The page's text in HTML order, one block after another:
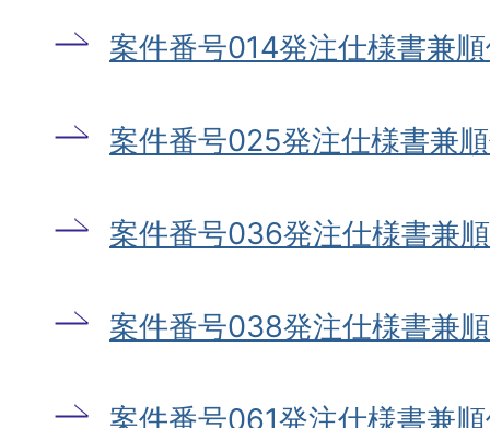
案件番号014発注仕様書兼
案件番号025発注仕様書兼
案件番号036発注仕様書兼
案件番号038発注仕様書兼
案件番号061発注仕様書兼